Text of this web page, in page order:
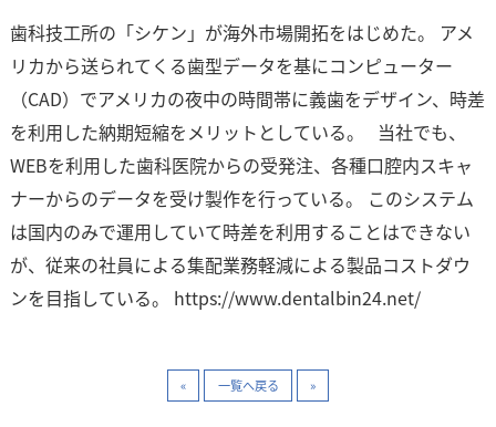
歯科技工所の「シケン」が海外市場開拓をはじめた。 アメ
リカから送られてくる歯型データを基にコンピューター
（CAD）でアメリカの夜中の時間帯に義歯をデザイン、時差
を利用した納期短縮をメリットとしている。 当社でも、
WEBを利用した歯科医院からの受発注、各種口腔内スキャ
ナーからのデータを受け製作を行っている。
このシステム
は国内のみで運用していて時差を利用することはできない
が、従来の社員による集配業務軽減による製品コストダウ
ンを目指している。
https://www.dentalbin24.net/
« 一覧へ戻る »